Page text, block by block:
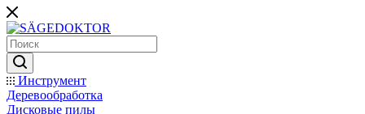
Инструмент
Деревообработка
Дисковые пилы